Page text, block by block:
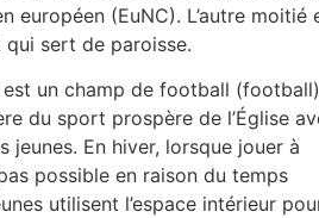
européen (EuNC). L’autre moitié
sert de paroisse.
est un champ de football (football)
du sport prospère de l’Église
jeunes. En hiver, lorsque jouer à
pas possible en raison du temps
utilisent l’espace intérieur